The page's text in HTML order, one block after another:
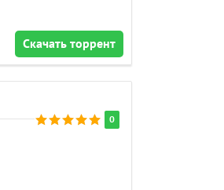
Скачать торрент
0